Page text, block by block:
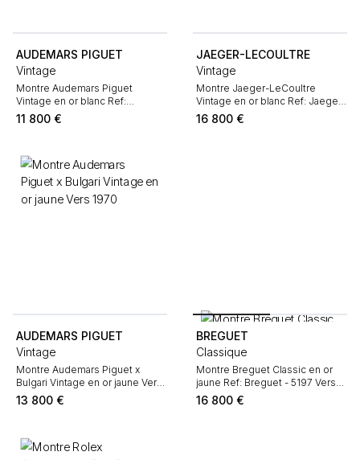
AUDEMARS PIGUET
Vintage
Montre Audemars Piguet
Vintage en or blanc Ref:
Audemars Piguet - 78274 Vers
1970
11 800 €
JAEGER-LECOULTRE
Vintage
Montre Jaeger-LeCoultre
Vintage en or blanc Ref: Jaeger-
LeCoultre - 7676 Vers 1970
16 800 €
AUDEMARS PIGUET
Vintage
Montre Audemars Piguet x
Bulgari Vintage en or jaune Vers
1970
13 800 €
BREGUET
Classique
Montre Breguet Classic en or
jaune Ref: Breguet - 5197 Vers
2010
16 800 €